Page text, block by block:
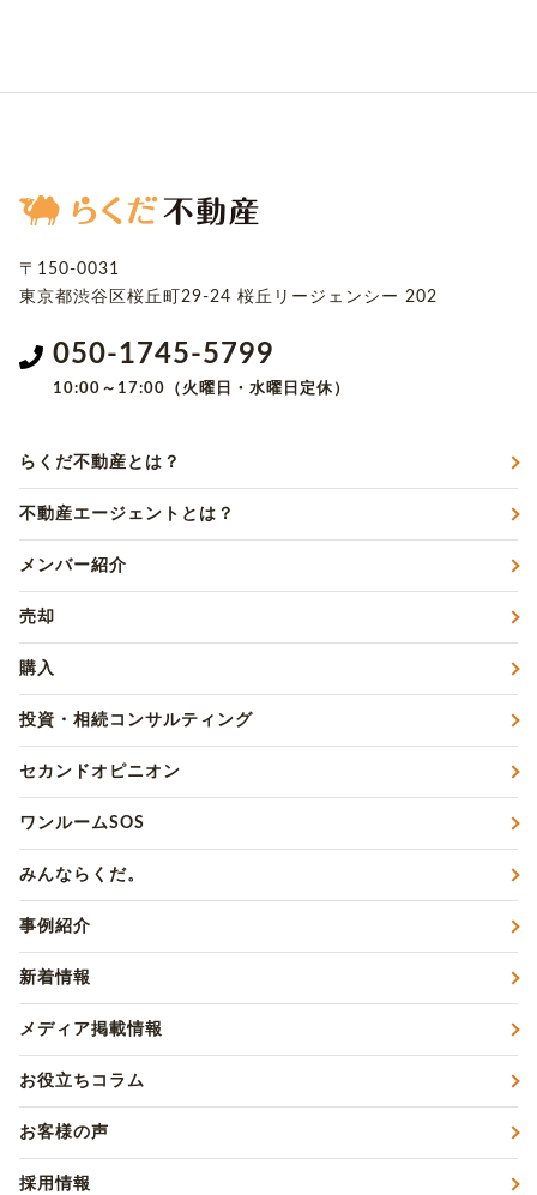
〒150-0031
東京都渋谷区桜丘町29-24 桜丘リージェンシー 202
050-1745-5799
10:00～17:00（火曜日・水曜日定休）
らくだ不動産とは？
不動産エージェントとは？
メンバー紹介
売却
購入
投資・相続コンサルティング
セカンドオピニオン
ワンルームSOS
みんならくだ。
事例紹介
新着情報
メディア掲載情報
お役立ちコラム
お客様の声
採用情報